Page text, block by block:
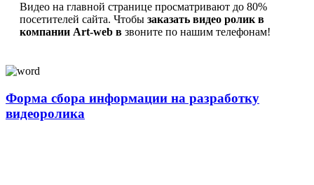
Видео на главной странице просматривают до 80%
посетителей сайта. Чтобы заказать видео ролик в
компании Art-web в звоните по нашим телефонам!
Форма сбора информации на разработку
видеоролика